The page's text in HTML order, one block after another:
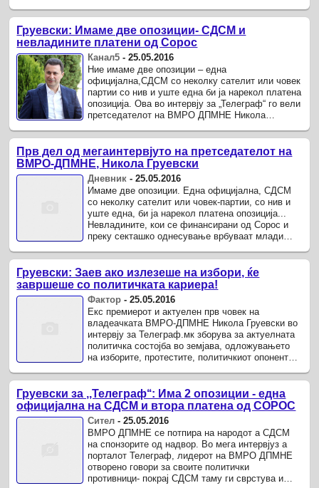
Груевски: Имаме две опозиции- СДСМ и
невладините платени од Сорос
Канал5 -25.05.2016
Ние имаме две опозиции – една
официјална,СДСМ со неколку сателит или човек
партии со нив и уште една би ја нарекол платена
опозиција. Ова во интервју за „Телеграф“ го вели
претседателот на ВМРО ДПМНЕ Никола
Прв дел од мегаинтервјуто на претседателот на
ВМРО-ДПМНЕ, Никола Груевски
Дневник -25.05.2016
Имаме две опозиции. Една официјална, СДСМ
со неколку сателит или човек-партии, со нив и
уште една, би ја нарекол платена опозиција...
Невладините, кои се финансирани од Сорос и
преку секташко однесување врбуваат млади
Груевски: Заев ако излезеше на избори, ќе
завршеше со политичката кариера!
Фактор -25.05.2016
Екс премиерот и актуелен прв човек на
владеачката ВМРО-ДПМНЕ Никола Груевски во
интервју за Телеграф.мк зборува за актуелната
политичка состојба во земјава, одложувањето
на изборите, протестите, политичкиот опонент
Груевски за ,,Телеграф‘‘: Има 2 опозиции - една
официјална на СДСМ и втора платена од СОРОС
Сител -25.05.2016
ВМРО ДПМНЕ се потпира на народот а СДСМ
на спонзорите од надвор. Во мега интервјуз а
порталот Телеграф, лидерот на ВМРО ДПМНЕ
отворено говори за своите политички
противници- покрај СДСМ таму ги сврстува и